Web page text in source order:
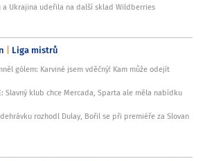
a Ukrajina udeřila na další sklad Wildberries
Liga mistrů
gólem: Karviné jsem vděčný! Kam může odejít
Slavný klub chce Mercada, Sparta ale měla nabídku
rozhodl Dulay, Bořil se při premiéře za Slovan